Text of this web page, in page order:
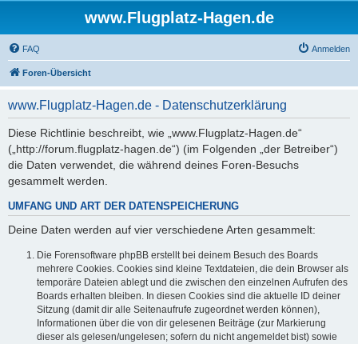
www.Flugplatz-Hagen.de
FAQ Anmelden
Foren-Übersicht
www.Flugplatz-Hagen.de - Datenschutzerklärung
Diese Richtlinie beschreibt, wie „www.Flugplatz-Hagen.de“
(„http://forum.flugplatz-hagen.de“) (im Folgenden „der Betreiber“)
die Daten verwendet, die während deines Foren-Besuchs
gesammelt werden.
UMFANG UND ART DER DATENSPEICHERUNG
Deine Daten werden auf vier verschiedene Arten gesammelt:
Die Forensoftware phpBB erstellt bei deinem Besuch des Boards
mehrere Cookies. Cookies sind kleine Textdateien, die dein Browser als
temporäre Dateien ablegt und die zwischen den einzelnen Aufrufen des
Boards erhalten bleiben. In diesen Cookies sind die aktuelle ID deiner
Sitzung (damit dir alle Seitenaufrufe zugeordnet werden können),
Informationen über die von dir gelesenen Beiträge (zur Markierung
dieser als gelesen/ungelesen; sofern du nicht angemeldet bist) sowie